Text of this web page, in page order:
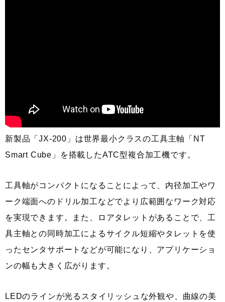
新製品「JX-200」は世界最小クラスの工具主軸「NT
Smart Cube」を搭載したATC型複合加工機です。
工具軸がコンパクトになることによって、内径加工やワ
ーク端面へのドリル加工などでより広範囲なワーク対応
を実現できます。また、ロアタレットがあることで、工
具主軸との同時加工によるサイクル短縮やタレットを使
ったセンタサポートなどが可能になり、アプリケーショ
ンの幅も大きく広がります。
LEDのラインが光るスタイリッシュな外観や、曲線の美